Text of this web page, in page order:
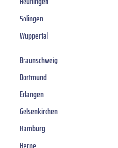
Solingen
Wuppertal
Braunschweig
Dortmund
Erlangen
Gelsenkirchen
Hamburg